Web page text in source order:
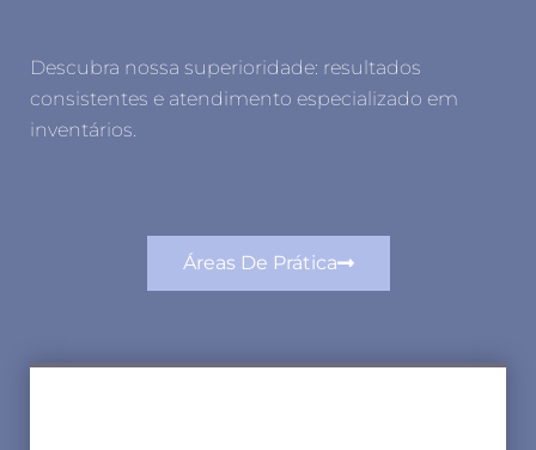
Descubra nossa superioridade: resultados
consistentes e atendimento especializado em
inventários.
Áreas De Prática